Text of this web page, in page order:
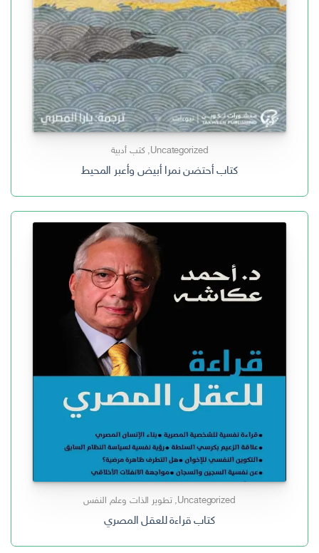
Uncategorized
, كتب أدبية
كتاب أحتضن نمرا أبيض وأعبر المحيط
Uncategorized
,تطوير الذات وعلم النفس
كتاب قراءة للعقل المصري